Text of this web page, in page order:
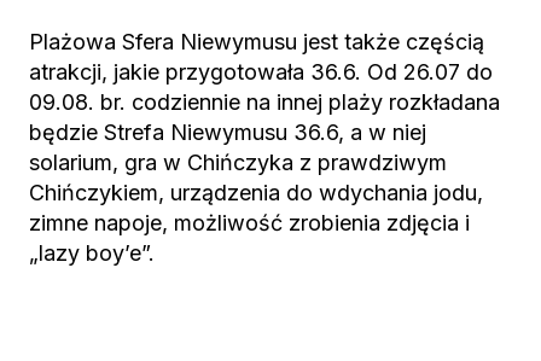
Plażowa Sfera Niewymusu jest także częścią
atrakcji, jakie przygotowała 36.6. Od 26.07 do
09.08. br. codziennie na innej plaży rozkładana
będzie Strefa Niewymusu 36.6, a w niej
solarium, gra w Chińczyka z prawdziwym
Chińczykiem, urządzenia do wdychania jodu,
zimne napoje, możliwość zrobienia zdjęcia i
„lazy boy’e”.